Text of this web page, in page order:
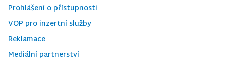
Prohlášení o přístupnosti
VOP pro inzertní služby
Reklamace
Mediální partnerství